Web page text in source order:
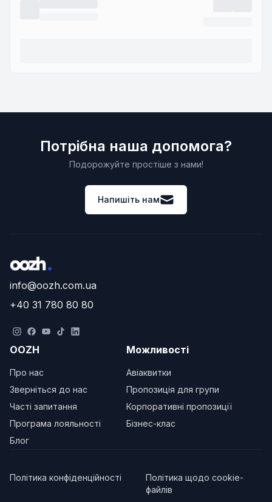
Потрібна наша допомога?
Подорожуйте простіше з нами!
Напишіть нам
info@oozh.com.ua
+40 31 780 80 80
OOZH
Про нас
Зверніться до нас
Часті запитання
Програма лояльності
Блог
Можливості
Авіаквитки
Пропозиція для групи
Корпоративні пропозиції
Бізнес-клас
Політика конфіденційності
Політика щодо cookie-
файлів